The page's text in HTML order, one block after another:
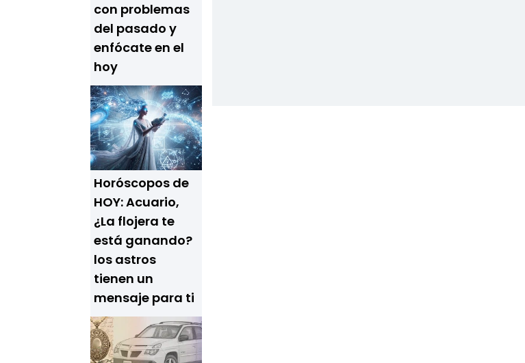
con problemas
del pasado y
enfócate en el
hoy
Horóscopos de
HOY: Acuario,
¿La flojera te
está ganando?
los astros
tienen un
mensaje para ti